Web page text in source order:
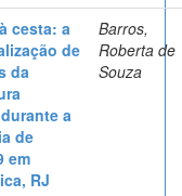
cesta: a
de
da
a
de
em
RJ
Barros,
Roberta de
Souza